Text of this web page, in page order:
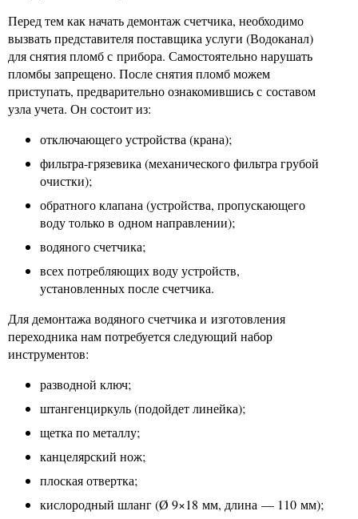
Перед тем как начать демонтаж счетчика, необходимо
вызвать представителя поставщика услуги (Водоканал)
для снятия пломб с прибора. Самостоятельно нарушать
пломбы запрещено. После снятия пломб можем
приступать, предварительно ознакомившись с составом
узла учета. Он состоит из:
отключающего устройства (крана);
фильтра-грязевика (механического фильтра грубой
очистки);
обратного клапана (устройства, пропускающего
воду только в одном направлении);
водяного счетчика;
всех потребляющих воду устройств,
установленных после счетчика.
Для демонтажа водяного счетчика и изготовления
переходника нам потребуется следующий набор
инструментов:
разводной ключ;
штангенциркуль (подойдет линейка);
щетка по металлу;
канцелярский нож;
плоская отвертка;
кислородный шланг (Ø 9×18 мм, длина — 110 мм);